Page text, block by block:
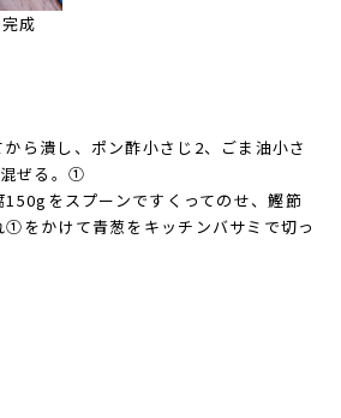
成
ら潰し、ポン酢小さじ2、ごま油小さ
ぜる。①
をスプーンですくってのせ、鰹節
をかけて青葱をキッチンバサミで切っ